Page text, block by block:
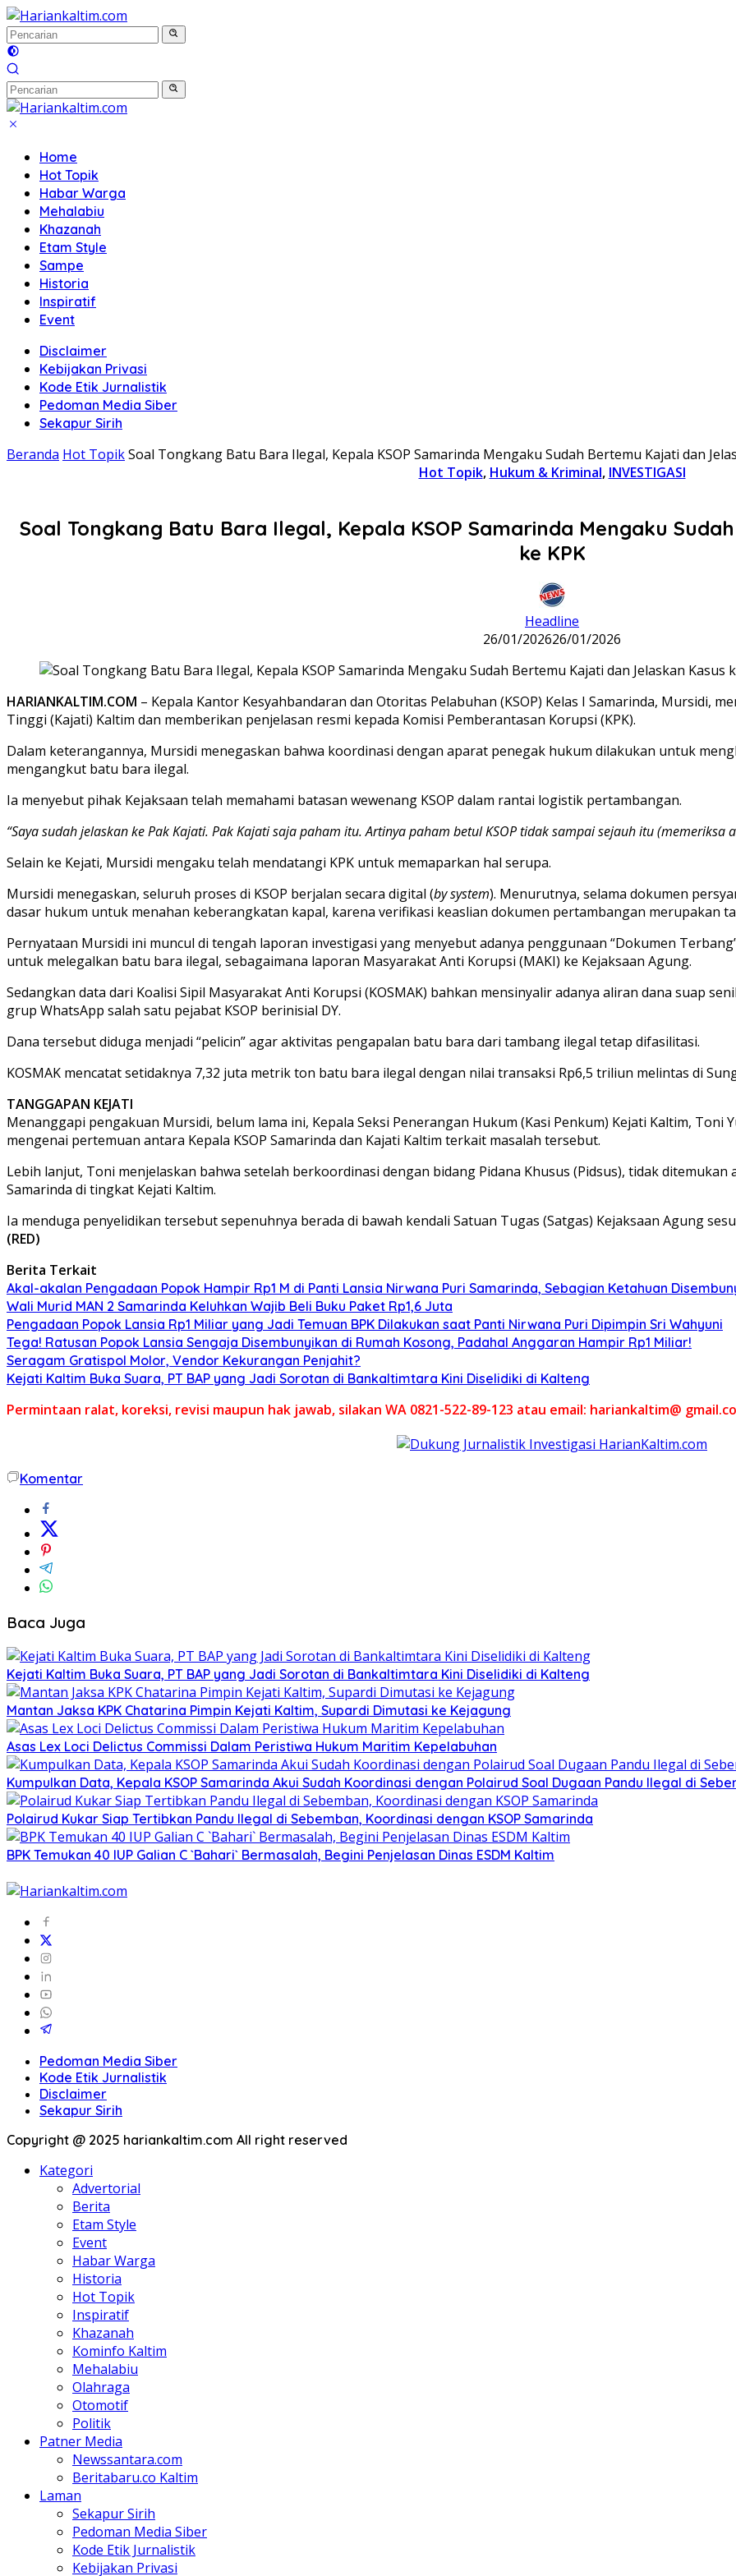
Langsung
ke
konten
Home
Hot Topik
Habar Warga
Mehalabiu
Khazanah
Etam Style
Sampe
Historia
Inspiratif
Event
Disclaimer
Kebijakan Privasi
Kode Etik Jurnalistik
Pedoman Media Siber
Sekapur Sirih
Beranda Hot TopikSoal Tongkang Batu Bara Ilegal, Kepala KSOP Samarinda Mengaku Sudah Bertemu Kajati dan
Hot Topik, Hukum & Kriminal, INVESTIGASI
Soal Tongkang Batu Bara Ilegal, Kepala KSOP Samarinda Mengaku
ke KPK
Headline
26/01/202626/01/2026
HARIANKALTIM.COM – Kepala Kantor Kesyahbandaran dan Otoritas Pelabuhan (KSOP) Kelas I Samarinda, Mursidi,
Tinggi (Kajati) Kaltim dan memberikan penjelasan resmi kepada Komisi Pemberantasan Korupsi (KPK).
Dalam keterangannya, Mursidi menegaskan bahwa koordinasi dengan aparat penegak hukum dilakukan untuk
mengangkut batu bara ilegal.
Ia menyebut pihak Kejaksaan telah memahami batasan wewenang KSOP dalam rantai logistik pertambangan.
“Saya sudah jelaskan ke Pak Kajati. Pak Kajati saja paham itu. Artinya paham betul KSOP tidak sampai sejauh itu (memeriksa
Selain ke Kejati, Mursidi mengaku telah mendatangi KPK untuk memaparkan hal serupa.
Mursidi menegaskan, seluruh proses di KSOP berjalan secara digital (by system). Menurutnya, selama dokumen
dasar hukum untuk menahan keberangkatan kapal, karena verifikasi keaslian dokumen pertambangan merupakan
Pernyataan Mursidi ini muncul di tengah laporan investigasi yang menyebut adanya penggunaan “Dokumen
untuk melegalkan batu bara ilegal, sebagaimana laporan Masyarakat Anti Korupsi (MAKI) ke Kejaksaan Agung.
Sedangkan data dari Koalisi Sipil Masyarakat Anti Korupsi (KOSMAK) bahkan mensinyalir adanya aliran dana suap
grup WhatsApp salah satu pejabat KSOP berinisial DY.
Dana tersebut diduga menjadi “pelicin” agar aktivitas pengapalan batu bara dari tambang ilegal tetap difasilitasi.
KOSMAK mencatat setidaknya 7,32 juta metrik ton batu bara ilegal dengan nilai transaksi Rp6,5 triliun melintas di
TANGGAPAN KEJATI
Menanggapi pengakuan Mursidi, belum lama ini, Kepala Seksi Penerangan Hukum (Kasi Penkum) Kejati Kaltim,
mengenai pertemuan antara Kepala KSOP Samarinda dan Kajati Kaltim terkait masalah tersebut.
Lebih lanjut, Toni menjelaskan bahwa setelah berkoordinasi dengan bidang Pidana Khusus (Pidsus), tidak
Samarinda di tingkat Kejati Kaltim.
Ia menduga penyelidikan tersebut sepenuhnya berada di bawah kendali Satuan Tugas (Satgas) Kejaksaan Agung
(RED)
Berita Terkait
Akal-akalan Pengadaan Popok Hampir Rp1 M di Panti Lansia Nirwana Puri Samarinda, Sebagian Ketahuan
Wali Murid MAN 2 Samarinda Keluhkan Wajib Beli Buku Paket Rp1,6 Juta
Pengadaan Popok Lansia Rp1 Miliar yang Jadi Temuan BPK Dilakukan saat Panti Nirwana Puri Dipimpin Sri Wahyuni
Tega! Ratusan Popok Lansia Sengaja Disembunyikan di Rumah Kosong, Padahal Anggaran Hampir Rp1 Miliar!
Seragam Gratispol Molor, Vendor Kekurangan Penjahit?
Kejati Kaltim Buka Suara, PT BAP yang Jadi Sorotan di Bankaltimtara Kini Diselidiki di Kalteng
Permintaan ralat, koreksi, revisi maupun hak jawab, silakan WA 0821-522-89-123 atau email: hariankaltim@
Komentar
Baca Juga
Kejati Kaltim Buka Suara, PT BAP yang Jadi Sorotan di Bankaltimtara Kini Diselidiki di Kalteng
Mantan Jaksa KPK Chatarina Pimpin Kejati Kaltim, Supardi Dimutasi ke Kejagung
Asas Lex Loci Delictus Commissi Dalam Peristiwa Hukum Maritim Kepelabuhan
Kumpulkan Data, Kepala KSOP Samarinda Akui Sudah Koordinasi dengan Polairud Soal Dugaan Pandu Ilegal di
Polairud Kukar Siap Tertibkan Pandu Ilegal di Sebemban, Koordinasi dengan KSOP Samarinda
BPK Temukan 40 IUP Galian C `Bahari` Bermasalah, Begini Penjelasan Dinas ESDM Kaltim
Pedoman Media Siber
Kode Etik Jurnalistik
Disclaimer
Sekapur Sirih
Copyright @ 2025 hariankaltim.com All right reserved
Kategori
Advertorial
Berita
Etam Style
Event
Habar Warga
Historia
Hot Topik
Inspiratif
Khazanah
Kominfo Kaltim
Mehalabiu
Olahraga
Otomotif
Politik
Patner Media
Newssantara.com
Beritabaru.co Kaltim
Laman
Sekapur Sirih
Pedoman Media Siber
Kode Etik Jurnalistik
Kebijakan Privasi